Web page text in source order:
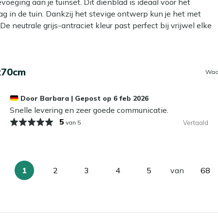
in de tuin. Dankzij het stevige ontwerp kun je het met
neutrale grijs-antraciet kleur past perfect bij vrijwel elke
gewicht, wat het gemakkelijk maakt om het dienblad
ervoor dat het dienblad een moderne uitstraling heeft
tijd niet gebruikt. Dit voorkomt verkleuring van je
Door Barbara | Gepost op 6 feb 2026
Snelle levering en zeer goede communicatie.
5 van 5 Vertaald
U
pagina
1
Pagina
2
Pagina
3
Pagina
4
Pagina
5 van 68